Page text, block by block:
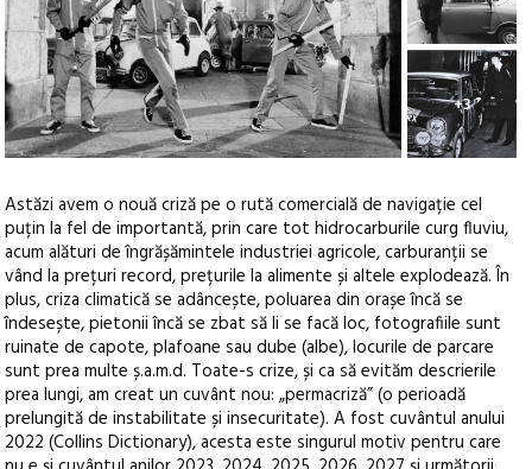
+3
Astăzi avem o nouă criză pe o rută comercială de navigație cel
puțin la fel de importantă, prin care tot hidrocarburile curg fluviu,
acum alături de îngrășămintele industriei agricole, carburanții se
vând la prețuri record, prețurile la alimente și altele explodează. În
plus, criza climatică se adâncește, poluarea din orașe încă se
îndesește, pietonii încă se zbat să li se facă loc, fotografiile sunt
ruinate de capote, plafoane sau dube (albe), locurile de parcare
sunt prea multe ș.a.m.d. Toate-s crize, și ca să evităm descrierile
prea lungi, am creat un cuvânt nou: „permacriză” (o perioadă
prelungită de instabilitate și insecuritate). A fost cuvântul anului
2022 (Collins Dictionary), acesta este singurul motiv pentru care